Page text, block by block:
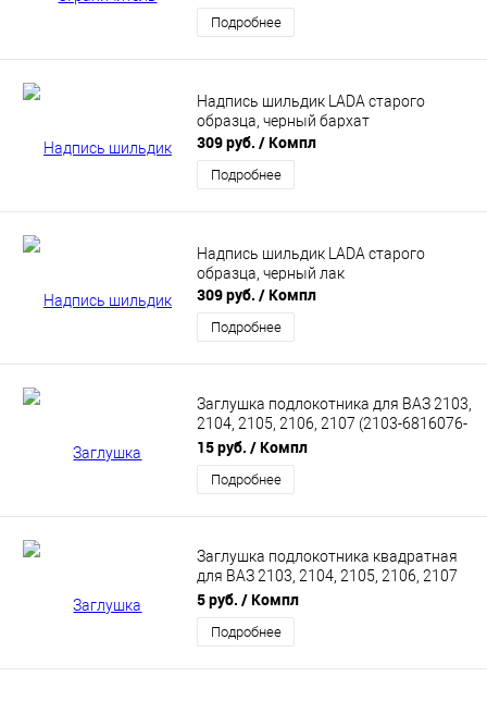
Подробнее
Надпись шильдик LADA старого
образца, черный бархат
309 руб. / Компл
Подробнее
Надпись шильдик LADA старого
образца, черный лак
309 руб. / Компл
Подробнее
Заглушка подлокотника для ВАЗ 2103,
2104, 2105, 2106, 2107 (2103-6816076-
00)
15 руб. / Компл
Подробнее
Заглушка подлокотника квадратная
для ВАЗ 2103, 2104, 2105, 2106, 2107
(2103-6816076-02)
5 руб. / Компл
Подробнее